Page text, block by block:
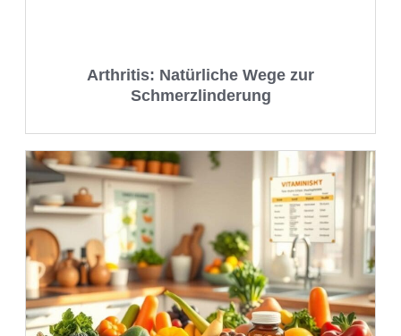
Arthritis: Natürliche Wege zur
Schmerzlinderung